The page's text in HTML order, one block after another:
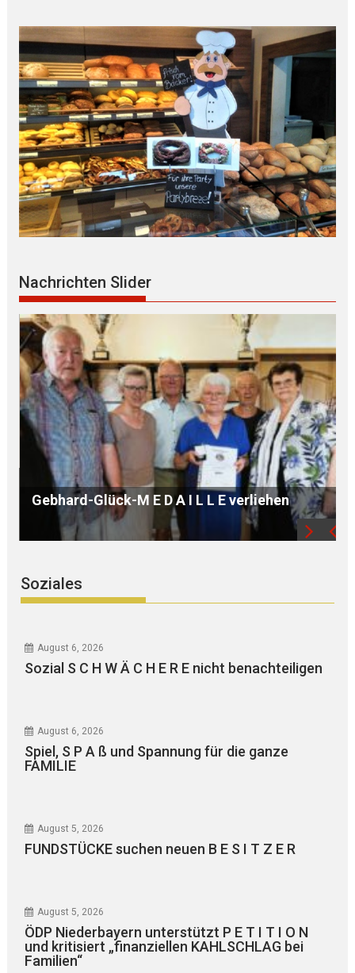
Nachrichten Slider
B Ü R G E R S P R E C H S T U N D E mit Ursula
WEGER
Soziales
August 6, 2026
Sozial S C H W Ä C H E R E nicht benachteiligen
August 6, 2026
Spiel, S P A ß und Spannung für die ganze
FAMILIE
August 5, 2026
FUNDSTÜCKE suchen neuen B E S I T Z E R
August 5, 2026
ÖDP Niederbayern unterstützt P E T I T I O N
und kritisiert „finanziellen KAHLSCHLAG bei
Familien“